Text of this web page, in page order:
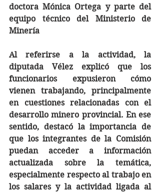
doctora Mónica Ortega y parte del
equipo técnico del Ministerio de
Minería
Al referirse a la actividad, la
diputada Vélez explicó que los
funcionarios expusieron cómo
vienen trabajando, principalmente
en cuestiones relacionadas con el
desarrollo minero provincial. En ese
sentido, destacó la importancia de
que los integrantes de la Comisión
puedan acceder a información
actualizada sobre la temática,
especialmente respecto al trabajo en
los salares y la actividad ligada al